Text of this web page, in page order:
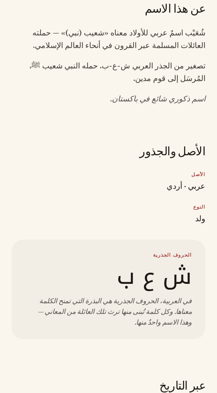
عن هذا الاسم
شُعَيْب اسمٌ عربي للأولاد معناه «شعيب (نبي)» — حملته
العائلات المسلمة عبر القرون في أنحاء العالم الإسلامي.
تصغير من الجذر العربي ش-ع-ب. حمله النبي شعيب ﷺ،
المُرسَل إلى قوم مدين.
اسم ذكوري شائع في باكستان.
الأصل والجذور
الأصل
عربي · أردي
النوع
ولد
الحروف الجذرية
ش ع ب
في العربية، الحروف الجذرية هي البذرة التي تمنح الكلمة
معناها. وكل كلمة تُبنى منها ترث تلك العائلة من المعاني —
وهذا الاسم واحدٌ منها.
عبر التاريخ